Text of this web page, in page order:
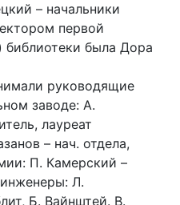
– начальники
первой
библиотеки была Дора
руководящие
заводе: А.
лауреат
– нач. отдела,
П. Камерский –
Л.
Б. Вайнштей. В.